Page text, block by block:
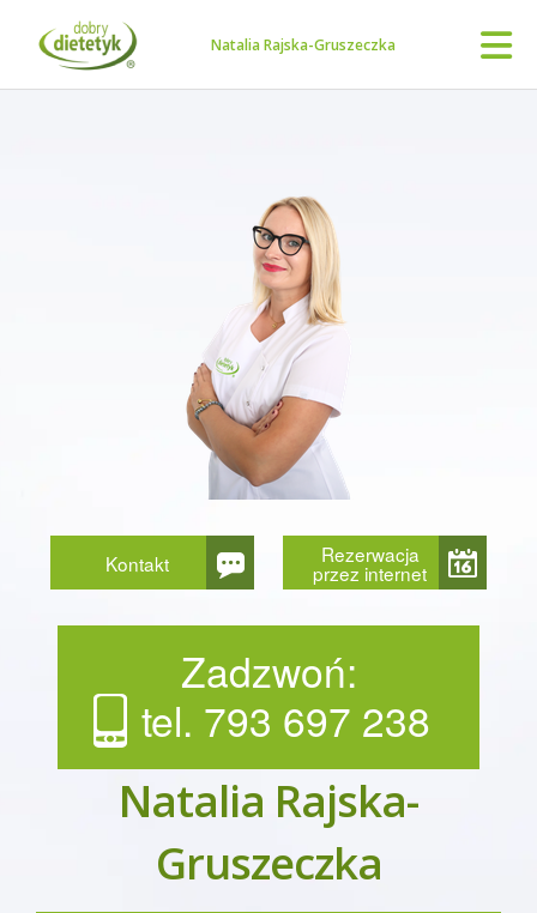
Natalia Rajska-Gruszeczka
Kontakt Rezerwacja
przez internet
Zadzwoń:
tel. 793 697 238
Natalia Rajska-
Gruszeczka